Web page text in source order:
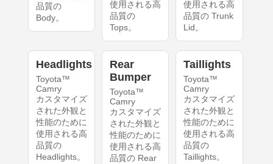
品質の
Body。
使用される高
品質の
Tops。
使用される高
品質の Trunk
Lid。
Headlights
Toyota™
Camry
カスタマイズ
された外観と
性能のために
使用される高
品質の
Headlights。
Rear
Bumper
Toyota™
Camry
カスタマイズ
された外観と
性能のために
使用される高
品質の Rear
Taillights
Toyota™
Camry
カスタマイズ
された外観と
性能のために
使用される高
品質の
Taillights。